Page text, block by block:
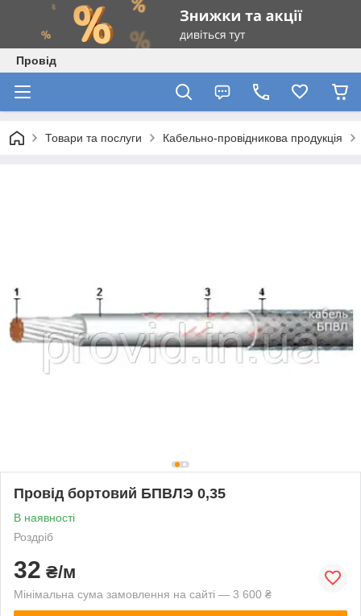
Провід
Товари та послуги Кабельно-провідникова продукція
Провід бортовий БПВЛЭ 0,35
В наявності
Роздріб
32 ₴/м
Мінімальна сума замовлення на сайті — 3 600 ₴